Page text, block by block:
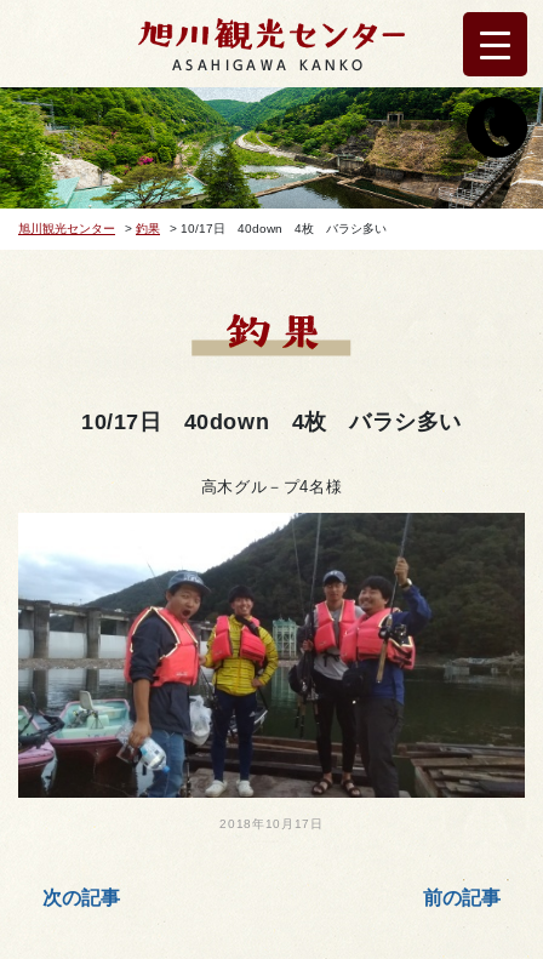
ASAHIGAWA KANKO
旭川観光センター > 釣果 > 10/17日 40down 4枚 バラシ多い
10/17日 40down 4枚 バラシ多い
高木グル－プ4名様
2018年10月17日
次の記事 前の記事